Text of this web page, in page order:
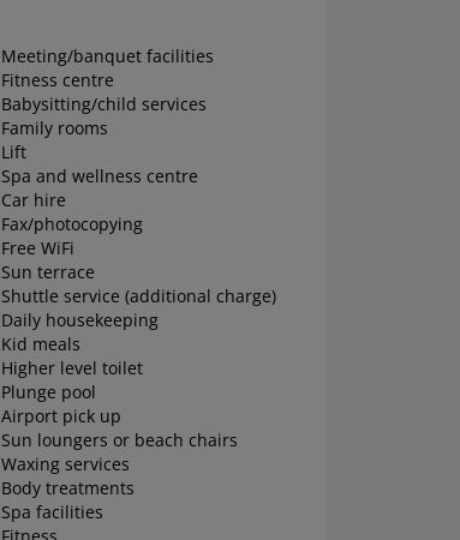
Meeting/banquet facilities
Fitness centre
Babysitting/child services
Family rooms
Lift
Spa and wellness centre
Car hire
Fax/photocopying
Free WiFi
Sun terrace
Shuttle service (additional charge)
Daily housekeeping
Kid meals
Higher level toilet
Plunge pool
Airport pick up
Sun loungers or beach chairs
Waxing services
Body treatments
Spa facilities